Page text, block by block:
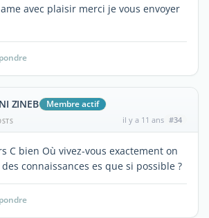
avec plaisir merci je vous envoyer
ZINEB Membre actif
il y a 11 ans #34
C bien Où vivez-vous exactement on
connaissances es que si possible ?